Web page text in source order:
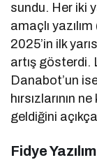
sundu. Her iki
amaçlı
2025’in ilk
artış gösterdi.
Danabot’un
hırsızlarının
geldiğini
Fidye